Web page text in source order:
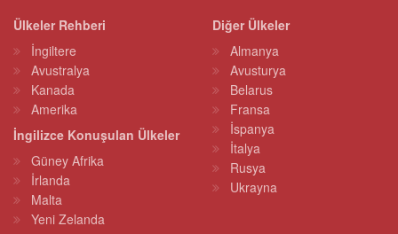
Ülkeler Rehberi
İngiltere
Avustralya
Kanada
Amerika
İngilizce Konuşulan Ülkeler
Güney Afrika
İrlanda
Malta
Yeni Zelanda
Diğer Ülkeler
Almanya
Avusturya
Belarus
Fransa
İspanya
İtalya
Rusya
Ukrayna